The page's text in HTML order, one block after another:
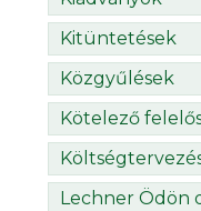
Kitüntetések
Közgyűlések
Kötelező
Lechner Ödön